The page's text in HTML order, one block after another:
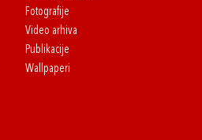
Fotografije
Video arhiva
Publikacije
Wallpaperi